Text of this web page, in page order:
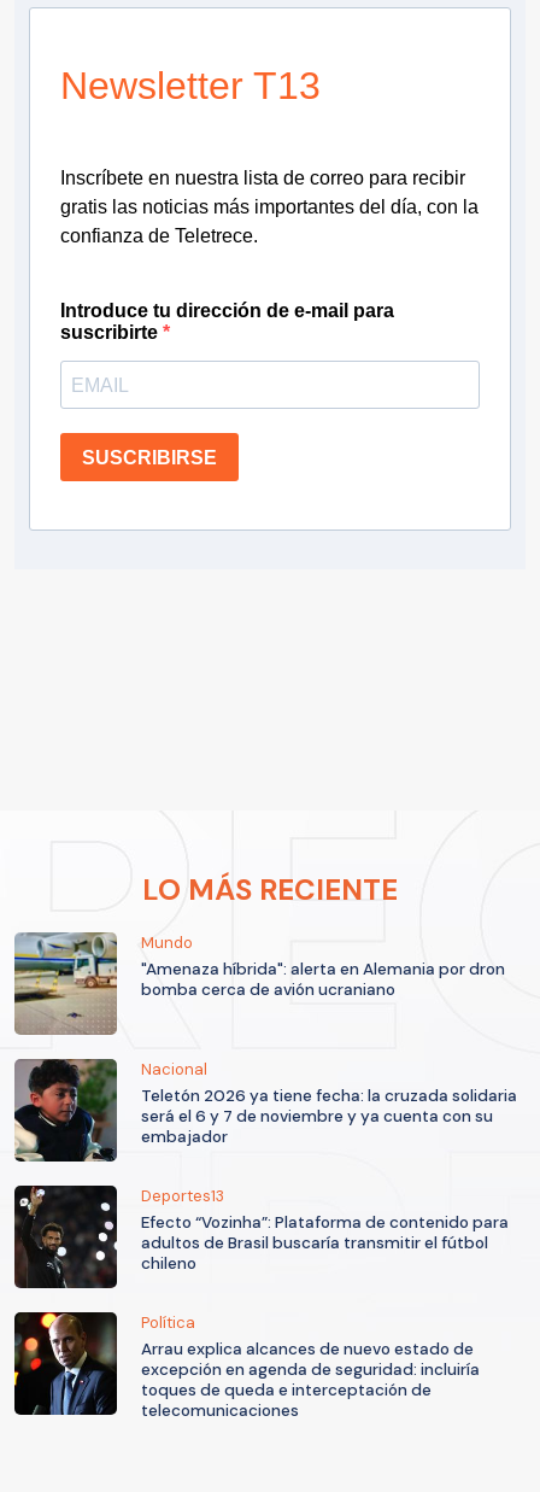
Newsletter T13
Inscríbete en nuestra lista de correo para recibir
gratis las noticias más importantes del día, con la
confianza de Teletrece.
Introduce tu dirección de e-mail para
suscribirte
SUSCRIBIRSE
LO MÁS RECIENTE
Mundo
"Amenaza híbrida": alerta en Alemania por dron
bomba cerca de avión ucraniano
Nacional
Teletón 2026 ya tiene fecha: la cruzada solidaria
será el 6 y 7 de noviembre y ya cuenta con su
embajador
Deportes13
Efecto “Vozinha”: Plataforma de contenido para
adultos de Brasil buscaría transmitir el fútbol
chileno
Política
Arrau explica alcances de nuevo estado de
excepción en agenda de seguridad: incluiría
toques de queda e interceptación de
telecomunicaciones